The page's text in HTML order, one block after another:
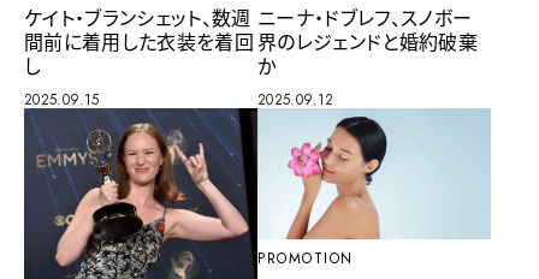
ケイト・ブランシェット、数週
間前に着用した衣装を着回
し
2025.09.15
ニーナ・ドブレフ、スノボー
界のレジェンドと婚約破棄
か
2025.09.12
PROMOTION